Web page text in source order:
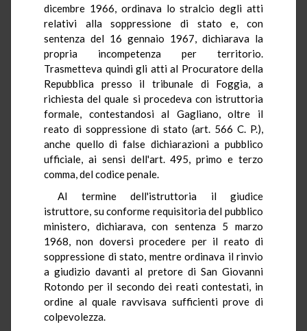
dicembre 1966, ordinava lo stralcio degli atti
relativi alla soppressione di stato e, con
sentenza del 16 gennaio 1967, dichiarava la
propria incompetenza per territorio.
Trasmetteva quindi gli atti al Procuratore della
Repubblica presso il tribunale di Foggia, a
richiesta del quale si procedeva con istruttoria
formale, contestandosi al Gagliano, oltre il
reato di soppressione di stato (art. 566 C. P.),
anche quello di false dichiarazioni a pubblico
ufficiale, ai sensi dell'art. 495, primo e terzo
comma, del codice penale.
Al termine dell'istruttoria il giudice
istruttore, su conforme requisitoria del pubblico
ministero, dichiarava, con sentenza 5 marzo
1968, non doversi procedere per il reato di
soppressione di stato, mentre ordinava il rinvio
a giudizio davanti al pretore di San Giovanni
Rotondo per il secondo dei reati contestati, in
ordine al quale ravvisava sufficienti prove di
colpevolezza.